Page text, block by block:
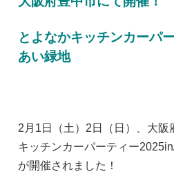
とよなかキッチンカーパ
あい緑地
2月1日（土）2日（日）、大
キッチンカーパーティー
が開催されました！